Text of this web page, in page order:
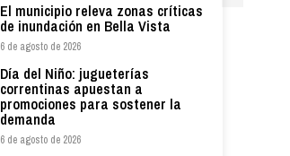
El municipio releva zonas críticas
de inundación en Bella Vista
6 de agosto de 2026
Día del Niño: jugueterías
correntinas apuestan a
promociones para sostener la
demanda
6 de agosto de 2026